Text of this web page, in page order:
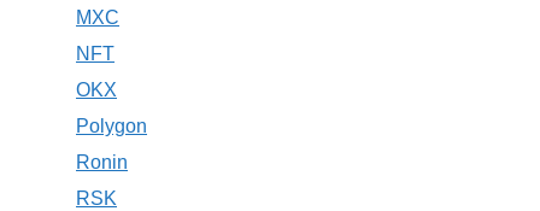
MXC
NFT
OKX
Polygon
Ronin
RSK